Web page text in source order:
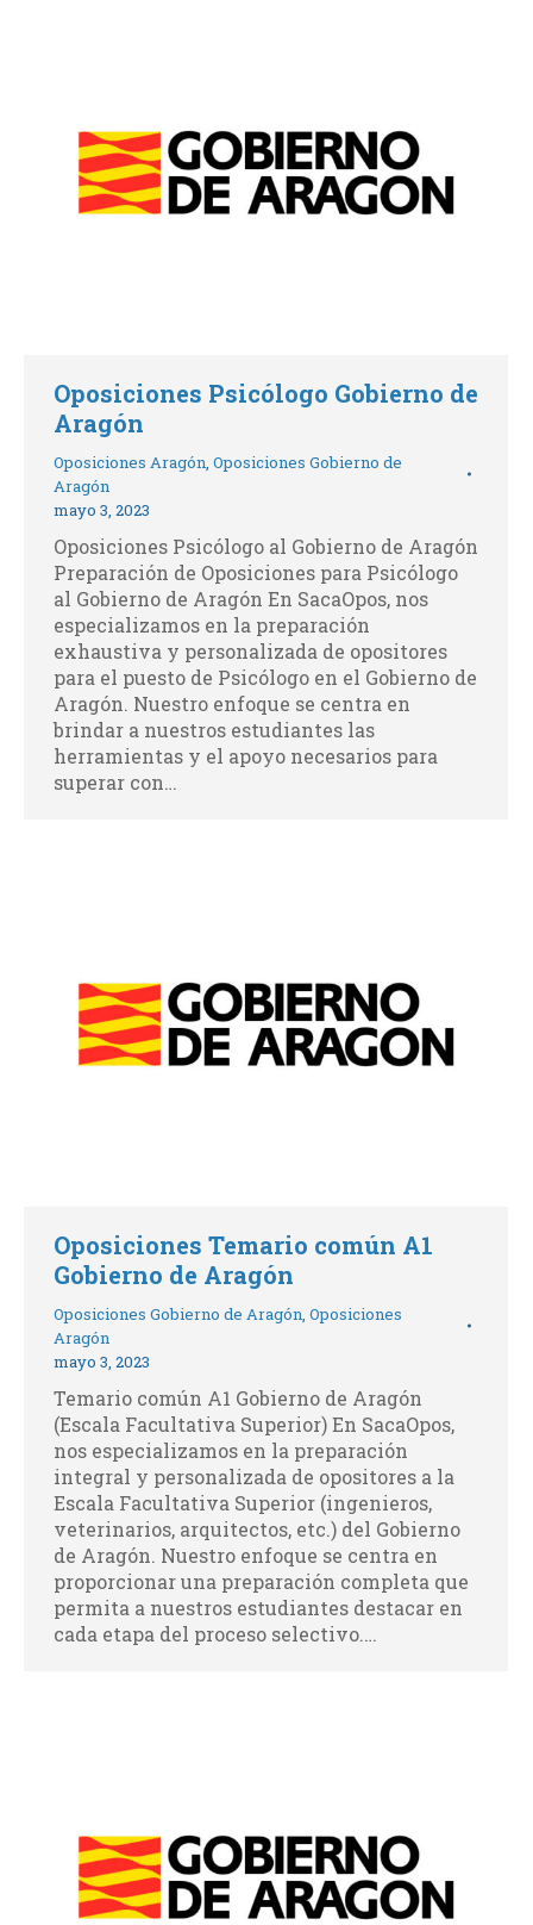
Oposiciones Psicólogo Gobierno de
Aragón
Oposiciones Aragón Oposiciones Gobierno de
Aragón
mayo 3, 2023
Oposiciones Psicólogo al Gobierno de Aragón
Preparación de Oposiciones para Psicólogo
al Gobierno de Aragón En SacaOpos, nos
especializamos en la preparación
exhaustiva y personalizada de opositores
para el puesto de Psicólogo en el Gobierno de
Aragón. Nuestro enfoque se centra en
brindar a nuestros estudiantes las
herramientas y el apoyo necesarios para
superar con…
Oposiciones Temario común A1
Gobierno de Aragón
Oposiciones Gobierno de Aragón Oposiciones
Aragón
mayo 3, 2023
Temario común A1 Gobierno de Aragón
(Escala Facultativa Superior) En SacaOpos,
nos especializamos en la preparación
integral y personalizada de opositores a la
Escala Facultativa Superior (ingenieros,
veterinarios, arquitectos, etc.) del Gobierno
de Aragón. Nuestro enfoque se centra en
proporcionar una preparación completa que
permita a nuestros estudiantes destacar en
cada etapa del proceso selectivo.…